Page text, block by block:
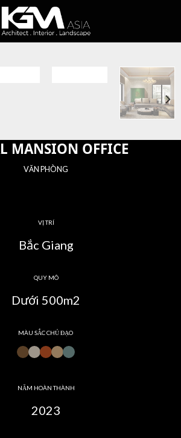
MANSION OFFICE
VĂN PHÒNG
VỊ TRÍ
Bắc Giang
QUY MÔ
Dưới 500m2
MÀU SẮC CHỦ ĐẠO
NĂM HOÀN THÀNH
2023